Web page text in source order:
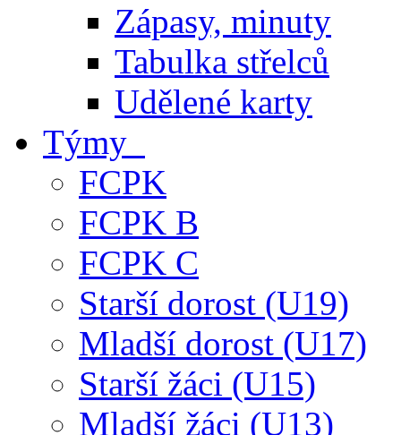
Zápasy, minuty
Tabulka střelců
Udělené karty
Týmy
FCPK
FCPK B
FCPK C
Starší dorost (U19)
Mladší dorost (U17)
Starší žáci (U15)
Mladší žáci (U13)